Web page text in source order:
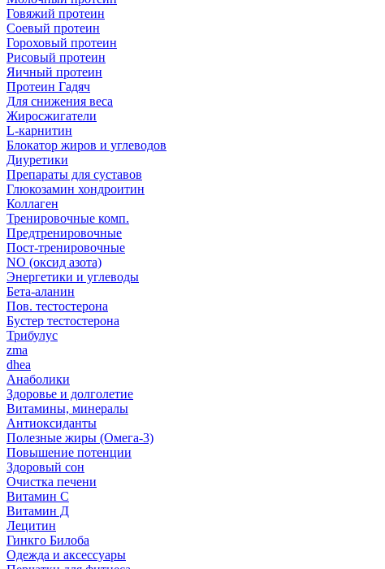
Говяжий протеин
Соевый протеин
Гороховый протеин
Рисовый протеин
Яичный протеин
Протеин Гадяч
Для снижения веса
Жиросжигатели
L-карнитин
Блокатор жиров и углеводов
Диуретики
Препараты для суставов
Глюкозамин хондроитин
Коллаген
Тренировочные комп.
Предтренировочные
Пост-тренировочные
NO (оксид азота)
Энергетики и углеводы
Бета-аланин
Пов. тестостерона
Бустер тестостерона
Трибулус
zma
dhea
Анаболики
Здоровье и долголетие
Витамины, минералы
Антиоксиданты
Полезные жиры (Омега-3)
Повышение потенции
Здоровый сон
Очистка печени
Витамин С
Витамин Д
Лецитин
Гинкго Билоба
Одежда и аксессуары